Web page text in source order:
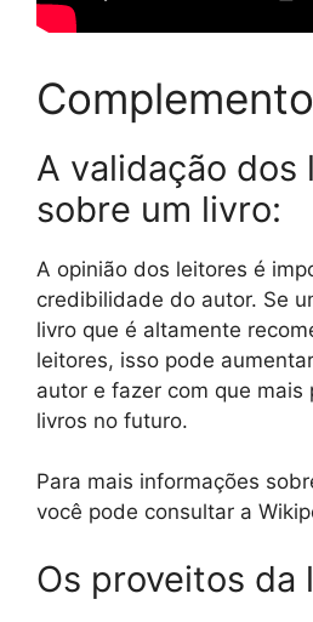
A validação dos
sobre um livro:
A opinião dos leitores é
credibilidade do autor. Se
livro que é altamente
leitores, isso pode
autor e fazer com que mais
livros no futuro.
Para mais informações
você pode consultar a
Os proveitos da